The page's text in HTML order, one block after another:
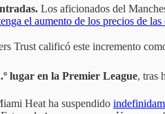
Los aficionados del
el aumento de los precios de las
Trust calificó este incremento
lugar en la Premier League, tras
Heat ha suspendido